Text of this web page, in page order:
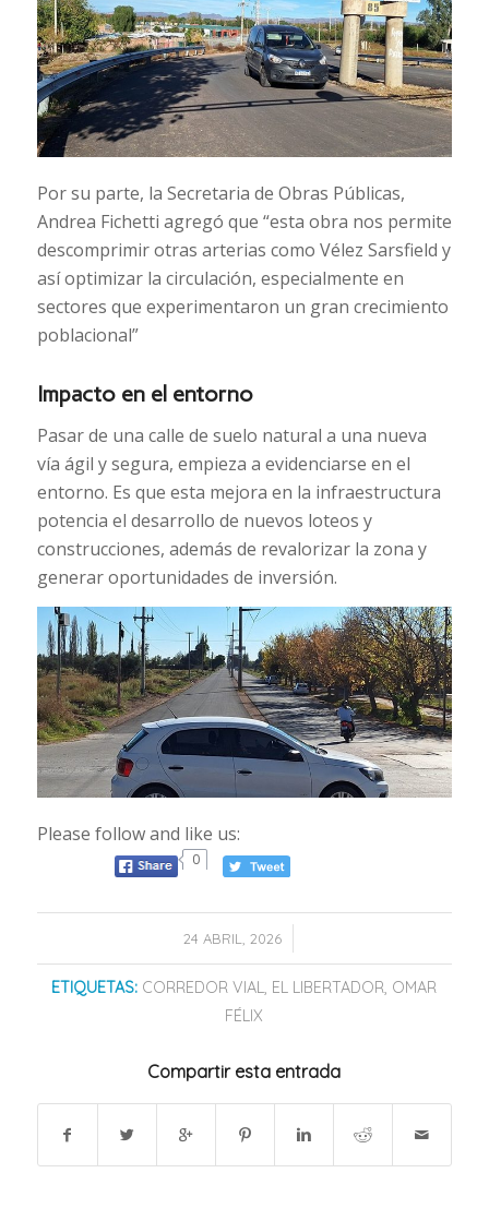
Por su parte, la Secretaria de Obras Públicas,
Andrea Fichetti agregó que “esta obra nos permite
descomprimir otras arterias como Vélez Sarsfield y
así optimizar la circulación, especialmente en
sectores que experimentaron un gran crecimiento
poblacional”
Impacto en el entorno
Pasar de una calle de suelo natural a una nueva
vía ágil y segura, empieza a evidenciarse en el
entorno. Es que esta mejora en la infraestructura
potencia el desarrollo de nuevos loteos y
construcciones, además de revalorizar la zona y
generar oportunidades de inversión.
Please follow and like us:
0
24 ABRIL, 2026
/
ETIQUETAS: CORREDOR VIAL, EL LIBERTADOR, OMAR
FÉLIX
Compartir esta entrada